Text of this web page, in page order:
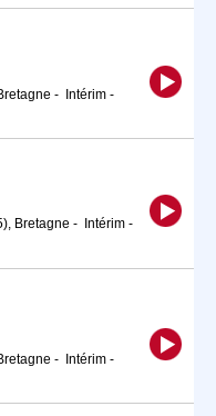
- Intérim -
Bretagne - Intérim -
- Intérim -